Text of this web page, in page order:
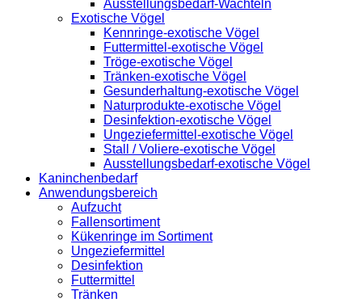
Ausstellungsbedarf-Wachteln
Exotische Vögel
Kennringe-exotische Vögel
Futtermittel-exotische Vögel
Tröge-exotische Vögel
Tränken-exotische Vögel
Gesunderhaltung-exotische Vögel
Naturprodukte-exotische Vögel
Desinfektion-exotische Vögel
Ungeziefermittel-exotische Vögel
Stall / Voliere-exotische Vögel
Ausstellungsbedarf-exotische Vögel
Kaninchenbedarf
Anwendungsbereich
Aufzucht
Fallensortiment
Kükenringe im Sortiment
Ungeziefermittel
Desinfektion
Futtermittel
Tränken